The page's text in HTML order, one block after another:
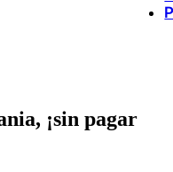
¡sin pagar